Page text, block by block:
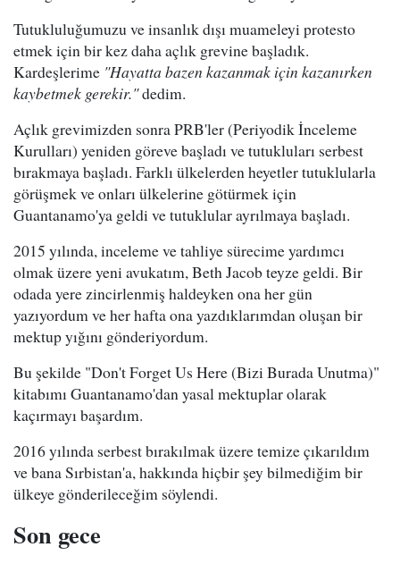
Tutukluluğumuzu ve insanlık dışı muameleyi protesto
etmek için bir kez daha açlık grevine başladık.
Kardeşlerime "Hayatta bazen kazanmak için kazanırken
kaybetmek gerekir."dedim.
Açlık grevimizden sonra PRB'ler (Periyodik İnceleme
Kurulları) yeniden göreve başladı ve tutukluları serbest
bırakmaya başladı. Farklı ülkelerden heyetler tutuklularla
görüşmek ve onları ülkelerine götürmek için
Guantanamo'ya geldi ve tutuklular ayrılmaya başladı.
2015 yılında, inceleme ve tahliye sürecime yardımcı
olmak üzere yeni avukatım, Beth Jacob teyze geldi. Bir
odada yere zincirlenmiş haldeyken ona her gün
yazıyordum ve her hafta ona yazdıklarımdan oluşan bir
mektup yığını gönderiyordum.
Bu şekilde "Don't Forget Us Here (Bizi Burada Unutma)"
kitabımı Guantanamo'dan yasal mektuplar olarak
kaçırmayı başardım.
2016 yılında serbest bırakılmak üzere temize çıkarıldım
ve bana Sırbistan'a, hakkında hiçbir şey bilmediğim bir
ülkeye gönderileceğim söylendi.
Son gece